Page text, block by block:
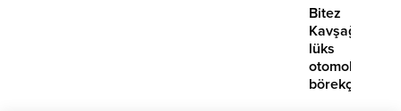
Bitez
Kavşağı’nda
lüks
otomobil
börekçiye